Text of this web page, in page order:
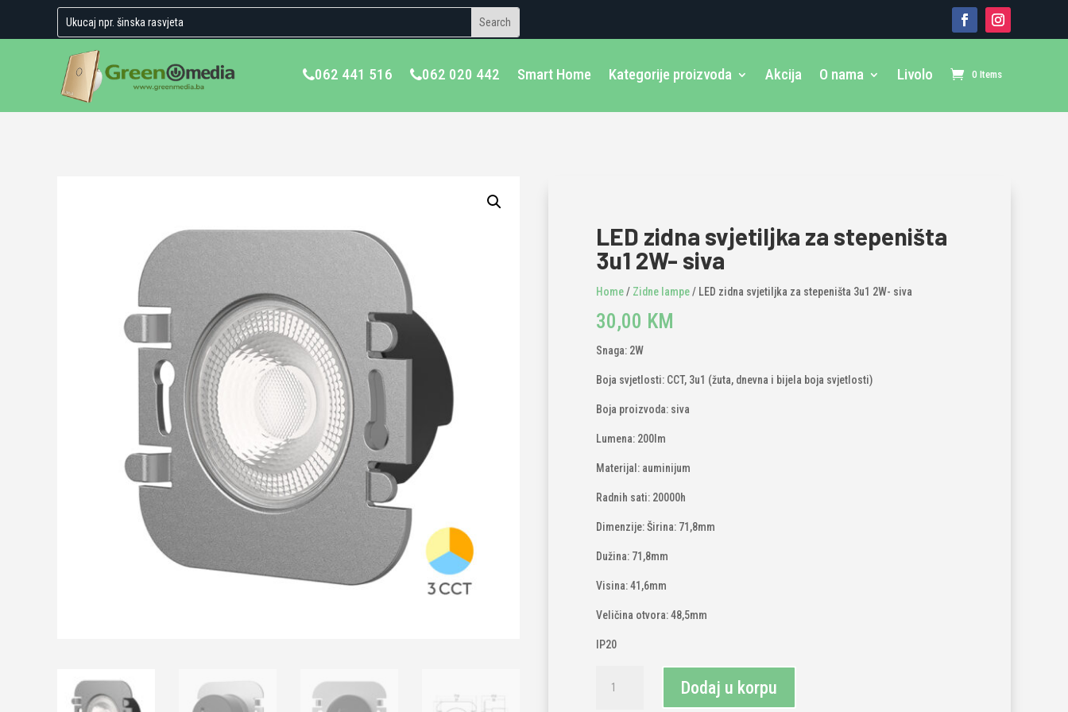
062 441 516 062 020 442 Smart Home Kategorije proizvoda Akcija O nama Livolo 0 Items
LED zidna svjetiljka za stepeništa
3u1 2W- siva
Home/ Zidne lampe/ LED zidna svjetiljka za stepeništa 3u1 2W- siva
30,00 KM
Snaga: 2W
Boja svjetlosti: CCT, 3u1 (žuta, dnevna i bijela boja svjetlosti)
Boja proizvoda: siva
Lumena: 200lm
Materijal: auminijum
Radnih sati: 20000h
Dimenzije: Širina: 71,8mm
Dužina: 71,8mm
Visina: 41,6mm
Veličina otvora: 48,5mm
IP20
zidna
Dodaj u korpu